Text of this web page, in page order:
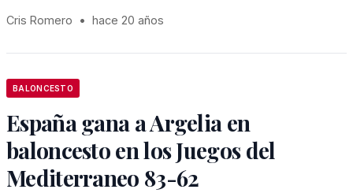
Cris Romero • hace 20 años
BALONCESTO
España gana a Argelia en
baloncesto en los Juegos del
Mediterraneo 83-62